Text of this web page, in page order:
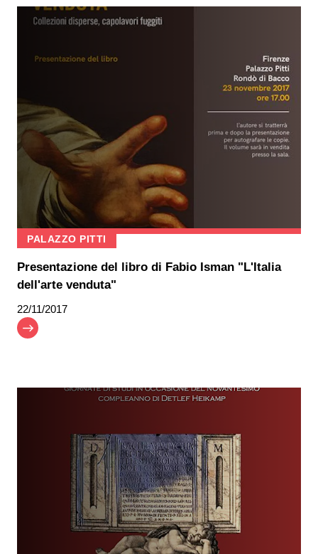
PALAZZO PITTI
Presentazione del libro di Fabio Isman "L'Italia
dell'arte venduta"
22/11/2017